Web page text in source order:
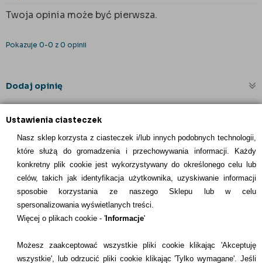
Ustawienia ciasteczek
Nasz sklep korzysta z ciasteczek i/lub innych podobnych technologii,
które służą do gromadzenia i przechowywania informacji. Każdy
konkretny plik cookie jest wykorzystywany do określonego celu lub
celów, takich jak identyfikacja użytkownika, uzyskiwanie informacji
sposobie korzystania ze naszego Sklepu lub w celu
spersonalizowania wyświetlanych treści.
Więcej o plikach cookie - 'Informacje'
Możesz zaakceptować wszystkie pliki cookie klikając 'Akceptuję
wszystkie', lub odrzucić pliki cookie klikając 'Tylko wymagane'. Jeśli
Twoja opinia może być pierwsza.
Pokazuje 0-0 z 0 opinii
Dodaj opinię
INFORMACJE KONTAKTOWE
Informacje
Formy płatności